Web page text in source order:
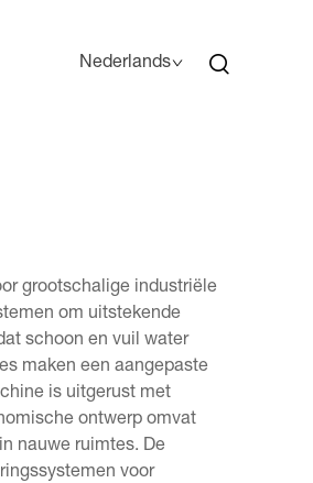
Nederlands
grootschalige industriële
om uitstekende
schoon en vuil water
maken een aangepaste
is uitgerust met
ontwerp omvat
nauwe ruimtes. De
voor